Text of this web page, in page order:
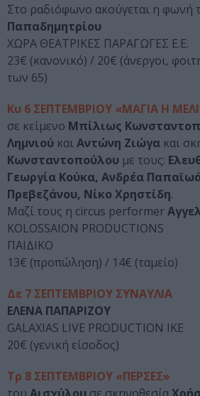
Στο ραδιόφωνο ακούγεται η φωνή
Παπαδημητρίου
ΧΩΡΑ ΘΕΑΤΡΙΚΕΣ ΠΑΡΑΓΩΓΕΣ Ε.Ε.
23€ (κανονικό) / 20€ (άνεργοι,
των 65)
Κυ 6 ΣΕΠΤΕΜΒΡΙΟΥ «ΜΑΓΙΑ Η
σε κείμενο Μπίλιως
Λημνιού καιΑντώνη Ζιώγα και
Κωνσταντοπούλου με τους:
Γεωργία Κούκα, Ανδρέα
Πρεβεζάνου, Νίκο Χρηστίδη.
Μαζί τους η circus performer
KOLOSSAION PRODUCTIONS
ΠΑΙΔΙΚΟ
13€ (προπώληση) / 14€ (ταμείο)
Δε 7 ΣΕΠΤΕΜΒΡΙΟΥ ΣΥΝΑΥΛΙΑ
ΕΛΕΝΑ ΠΑΠΑΡΙΖΟΥ
GALAXIAS LIVE PRODUCTION IKE
20€ (γενική είσοδος)
Τρ 8 ΣΕΠΤΕΜΒΡΙΟΥ «ΠΕΡΣΕΣ»